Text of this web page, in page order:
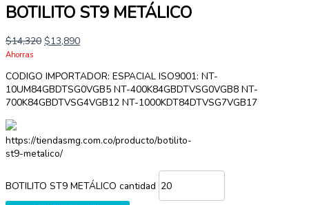
BOTILITO ST9 METÁLICO
$14,320 $13,890
Ahorras
CODIGO IMPORTADOR: ESPACIAL ISO9001: NT-
10UM84GBDTSG0VGB5 NT-400K84GBDTVSG0VGB8 NT-
700K84GBDTVSG4VGB12 NT-1000KDT84DTVSG7VGB17
https://tiendasmg.com.co/producto/botilito-
st9-metalico/
BOTILITO ST9 METÁLICO cantidad